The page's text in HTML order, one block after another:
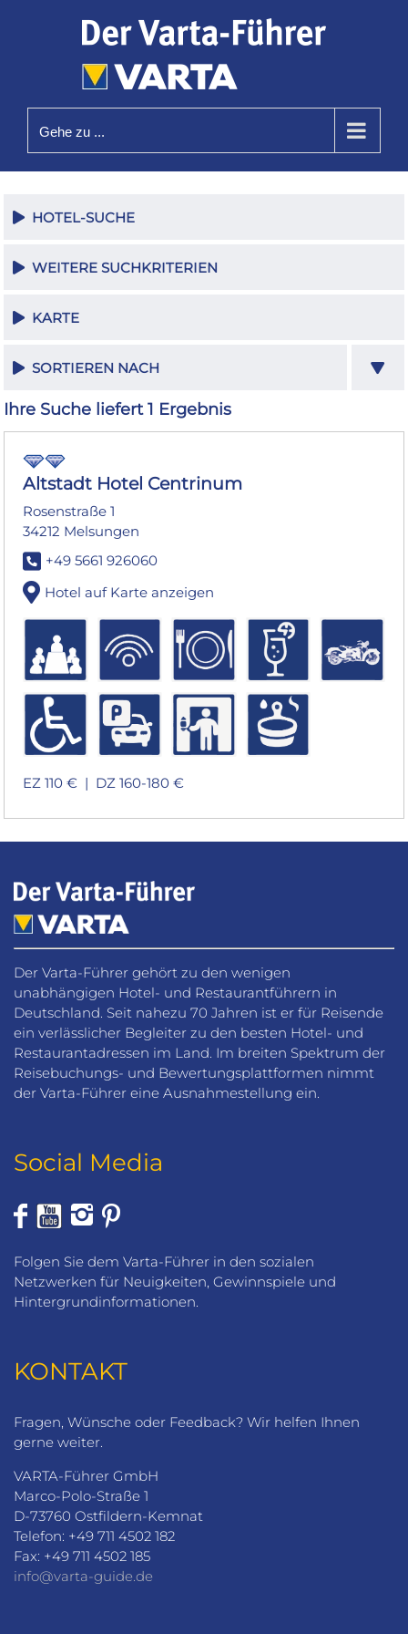
Gehe zu ...
HOTEL-SUCHE
WEITERE SUCHKRITERIEN
KARTE
SORTIEREN NACH
Ihre Suche liefert 1 Ergebnis
Altstadt Hotel Centrinum
Rosenstraße 1
34212 Melsungen
+49 5661 926060
Hotel auf Karte anzeigen
EZ 110 € | DZ 160-180 €
Der Varta-Führer gehört zu den wenigen
unabhängigen Hotel- und Restaurantführern in
Deutschland. Seit nahezu 70 Jahren ist er für Reisende
ein verlässlicher Begleiter zu den besten Hotel- und
Restaurantadressen im Land. Im breiten Spektrum der
Reisebuchungs- und Bewertungsplattformen nimmt
der Varta-Führer eine Ausnahmestellung ein.
Social Media
Folgen Sie dem Varta-Führer in den sozialen
Netzwerken für Neuigkeiten, Gewinnspiele und
Hintergrundinformationen.
KONTAKT
Fragen, Wünsche oder Feedback? Wir helfen Ihnen
gerne weiter.
VARTA-Führer GmbH
Marco-Polo-Straße 1
D-73760 Ostfildern-Kemnat
Telefon: +49 711 4502 182
Fax: +49 711 4502 185
info@varta-guide.de